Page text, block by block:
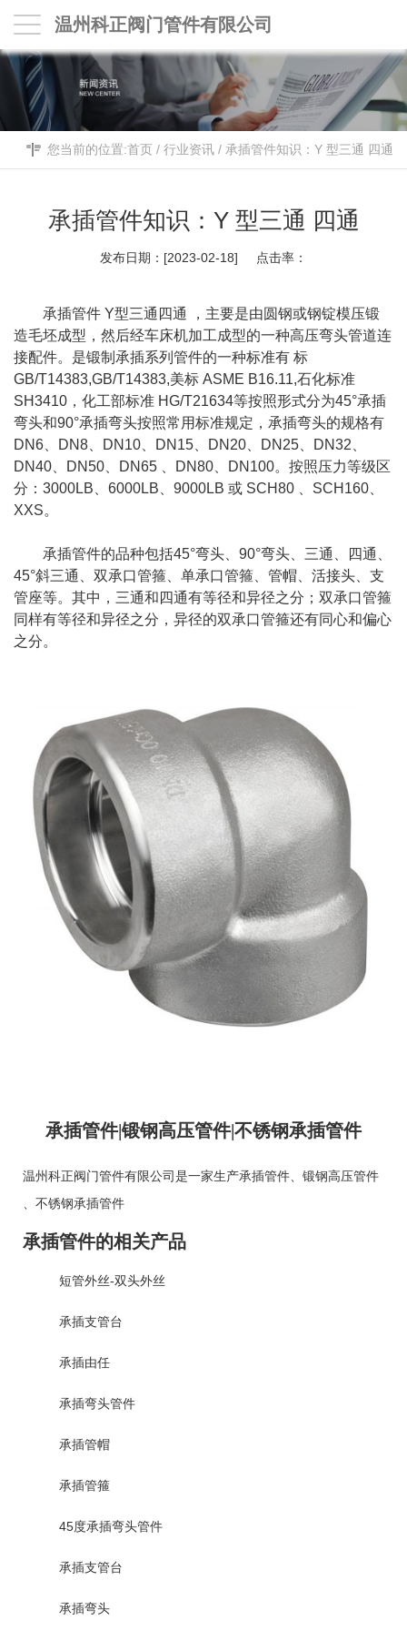
温州科正阀门管件有限公司
您当前的位置:首页 / 行业资讯 / 承插管件知识：Y 型三通 四通
承插管件知识：Y 型三通 四通
发布日期：[2023-02-18] 点击率：
承插管件 Y型三通四通 ，主要是由圆钢或钢锭模压锻
造毛坯成型，然后经车床机加工成型的一种高压弯头管道连
接配件。是锻制承插系列管件的一种标准有 标
GB/T14383,GB/T14383,美标 ASME B16.11,石化标准
SH3410，化工部标准 HG/T21634等按照形式分为45°承插
弯头和90°承插弯头按照常用标准规定，承插弯头的规格有
DN6、DN8、DN10、DN15、DN20、DN25、DN32、
DN40、DN50、DN65 、DN80、DN100。按照压力等级区
分：3000LB、6000LB、9000LB 或 SCH80 、SCH160、
XXS。
承插管件的品种包括45°弯头、90°弯头、三通、四通、
45°斜三通、双承口管箍、单承口管箍、管帽、活接头、支
管座等。其中，三通和四通有等径和异径之分；双承口管箍
同样有等径和异径之分，异径的双承口管箍还有同心和偏心
之分。
承插管件|锻钢高压管件|不锈钢承插管件
温州科正阀门管件有限公司是一家生产承插管件
锻钢高压管件
不锈钢承插管件
承插管件的相关产品
短管外丝-双头外丝
承插支管台
承插由任
承插弯头管件
承插管帽
承插管箍
45度承插弯头管件
承插支管台
承插弯头